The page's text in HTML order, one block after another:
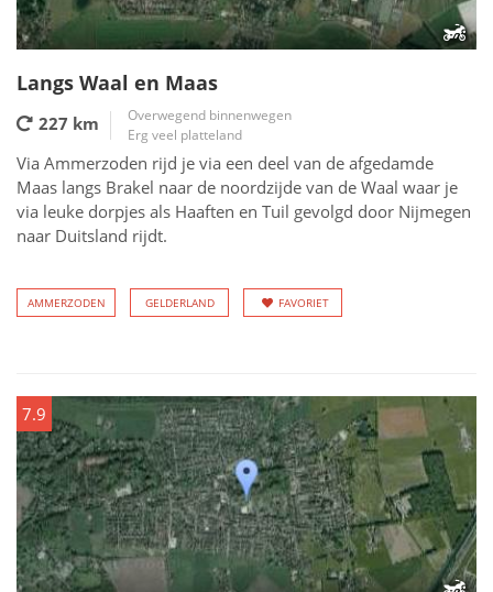
Langs Waal en Maas
227 km
Overwegend binnenwegen
Erg veel platteland
Via Ammerzoden rijd je via een deel van de afgedamde
Maas langs Brakel naar de noordzijde van de Waal waar je
via leuke dorpjes als Haaften en Tuil gevolgd door Nijmegen
naar Duitsland rijdt.
AMMERZODEN GELDERLAND FAVORIET
7.9